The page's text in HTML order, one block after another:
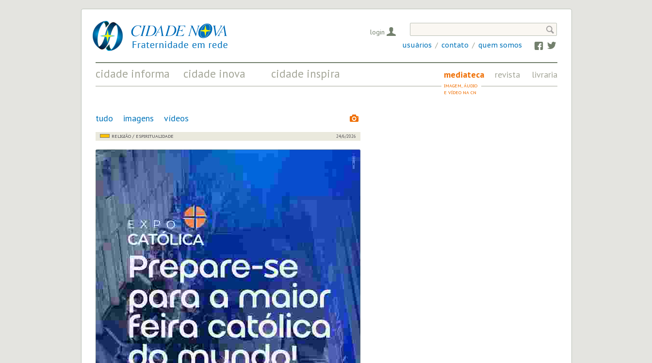
cidade
nova
UM
PROJETO
PELA
FRATERNIDADE
cidade informa
FATOS RELEVANTES PARA
cidade inova
ACONTECIMENTOS QUE EVIDENCIAM
cidade inspira
INICIATIVAS QUE TRANSFORMAM
mediateca
IMAGEM, ÁUDIO
E VÍDEO NA CN
revista
FRATERNIDADE
livraria

login
usuários / contato / quem somos Facebook
Twitter
tudo imagens vídeos
RELIGIÃO / ESPIRITUALIDADE 24/6/2026